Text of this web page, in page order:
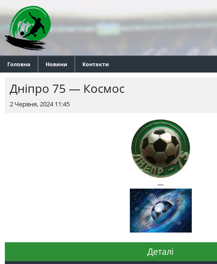
Головна Новини Контакти
Днiпро 75 — Космос
2 Червня, 2024 11:45
—
Деталі